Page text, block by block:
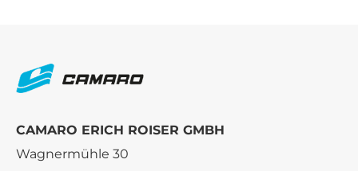
CAMARO ERICH ROISER GMBH
Wagnermühle 30